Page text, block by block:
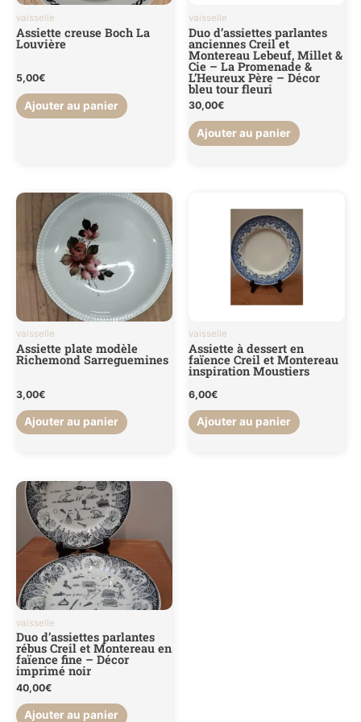
vaisselle
Assiette creuse Boch La
Louvière
5,00€
Ajouter au panier
vaisselle
Duo d’assiettes parlantes
anciennes Creil et
Montereau Lebeuf, Millet &
Cie – La Promenade &
L’Heureux Père – Décor
bleu tour fleuri
30,00€
Ajouter au panier
vaisselle
Assiette plate modèle
Richemond Sarreguemines
3,00€
Ajouter au panier
vaisselle
Assiette à dessert en
faïence Creil et Montereau
inspiration Moustiers
6,00€
Ajouter au panier
vaisselle
Duo d’assiettes parlantes
rébus Creil et Montereau en
faïence fine – Décor
imprimé noir
40,00€
Ajouter au panier